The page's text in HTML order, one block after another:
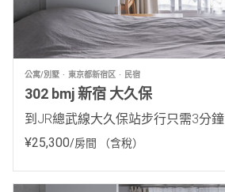
公寓/別墅 東京都新宿区 民宿
302 bmj 新宿 大久保
到JR總武線大久保站步行只需3分鐘
¥25,300/房間 （含稅）